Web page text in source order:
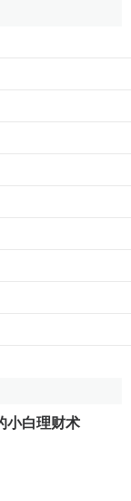
确定一定的偿
约偿付本息，直
种方式。抽签又
指对政府发行的
仪式，集中把各
次
定期抽签，以确
签。我国1954—
抽签法。
码的先后顺序
同，相应地在市
府的公债通常
小白理财术